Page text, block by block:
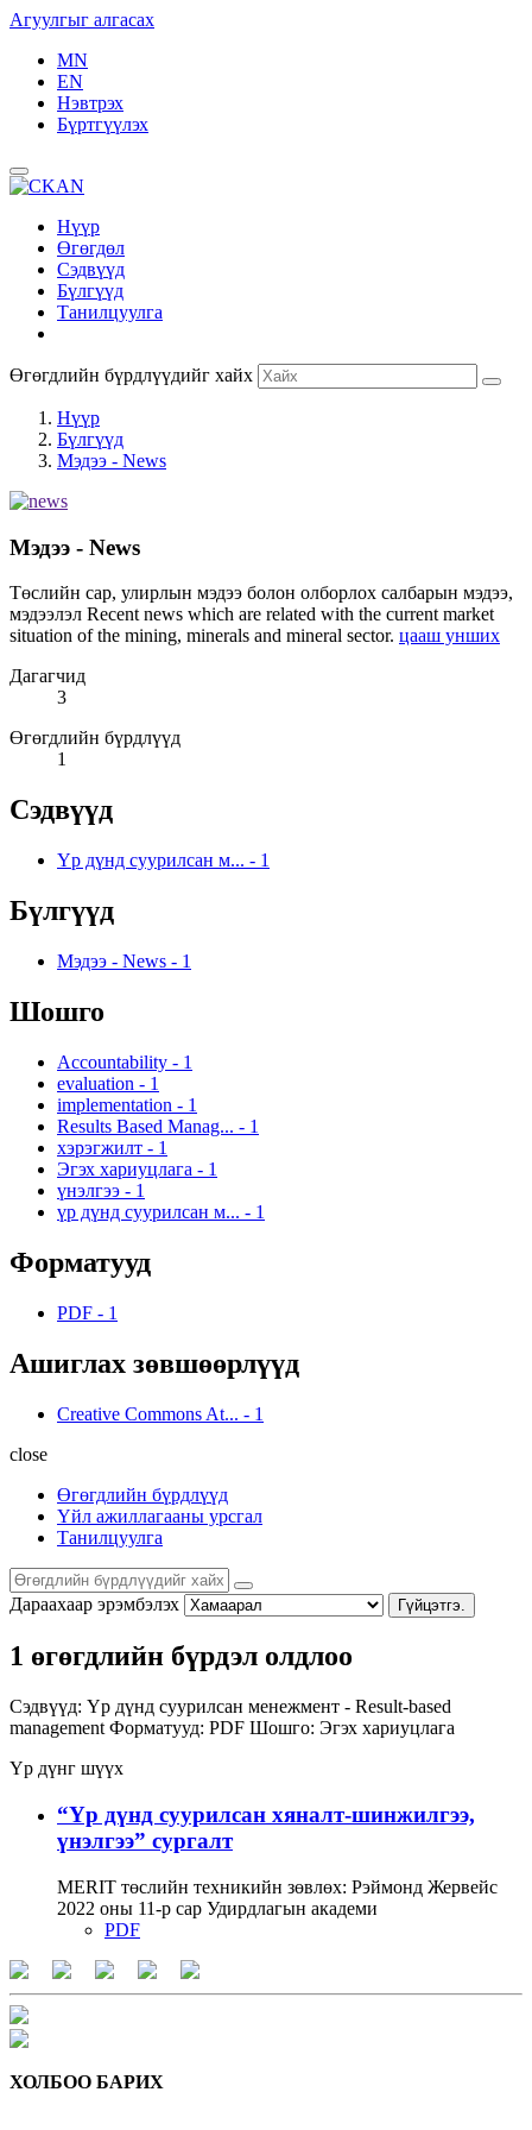
Агуулгыг алгасах
MN
EN
Нэвтрэх
Бүртгүүлэх
Нүүр
Өгөгдөл
Сэдвүүд
Бүлгүүд
Танилцуулга
Өгөгдлийн бүрдлүүдийг хайх
Нүүр
Бүлгүүд
Мэдээ - News
Мэдээ - News
Төслийн сар, улирлын мэдээ болон олборлох салбарын мэдээ,
мэдээлэл Recent news which are related with the current market
situation of the mining, minerals and mineral sector. цааш унших
Дагагчид
3
Өгөгдлийн бүрдлүүд
1
Сэдвүүд
Үр дүнд суурилсан м... - 1
Бүлгүүд
Мэдээ - News - 1
Шошго
Accountability - 1
evaluation - 1
implementation - 1
Results Based Manag... - 1
хэрэгжилт - 1
Эгэх хариуцлага - 1
үнэлгээ - 1
үр дүнд суурилсан м... - 1
Форматууд
PDF - 1
Ашиглах зөвшөөрлүүд
Creative Commons At... - 1
close
Өгөгдлийн бүрдлүүд
Үйл ажиллагааны урсгал
Танилцуулга
Дараахаар эрэмбэлэх Гүйцэтгэ.
1 өгөгдлийн бүрдэл олдлоо
Сэдвүүд: Үр дүнд суурилсан менежмент - Result-based
management Форматууд: PDF Шошго: Эгэх хариуцлага
Үр дүнг шүүх
“Үр дүнд суурилсан хяналт-шинжилгээ,
үнэлгээ” сургалт
MERIT төслийн техникийн зөвлөх: Рэймонд Жервейс
2022 оны 11-р сар Удирдлагын академи
PDF
ХОЛБОО БАРИХ